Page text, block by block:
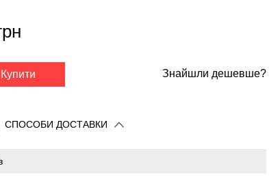
Купити Знайшли дешевше?
СПОСОБИ ДОСТАВКИ